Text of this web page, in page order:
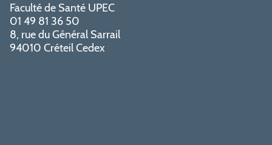
Faculté de Santé UPEC
01 49 81 36 50
8, rue du Général Sarrail
94010 Créteil Cedex